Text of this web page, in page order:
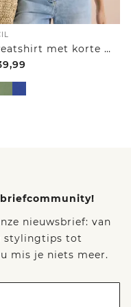
Sweatshirt met korte mouwen en borduursel
nieuwsbrief: van
stylingtips tot
mis je niets meer.